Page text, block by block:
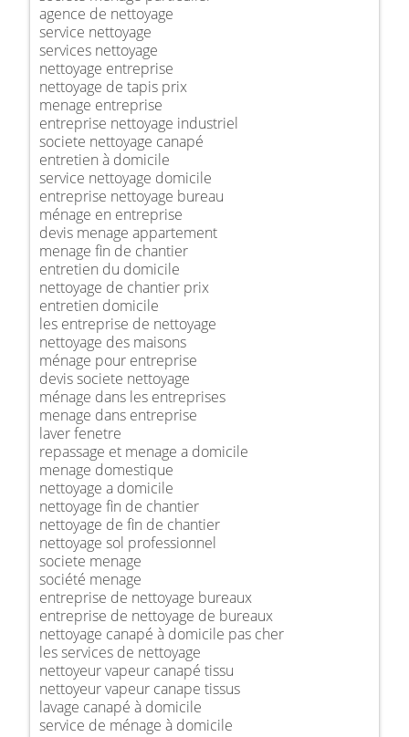
agence de nettoyage
service nettoyage
services nettoyage
nettoyage entreprise
nettoyage de tapis prix
menage entreprise
entreprise nettoyage industriel
societe nettoyage canapé
entretien à domicile
service nettoyage domicile
entreprise nettoyage bureau
ménage en entreprise
devis menage appartement
menage fin de chantier
entretien du domicile
nettoyage de chantier prix
entretien domicile
les entreprise de nettoyage
nettoyage des maisons
ménage pour entreprise
devis societe nettoyage
ménage dans les entreprises
menage dans entreprise
laver fenetre
repassage et menage a domicile
menage domestique
nettoyage a domicile
nettoyage fin de chantier
nettoyage de fin de chantier
nettoyage sol professionnel
societe menage
société menage
entreprise de nettoyage bureaux
entreprise de nettoyage de bureaux
nettoyage canapé à domicile pas cher
les services de nettoyage
nettoyeur vapeur canapé tissu
nettoyeur vapeur canape tissus
lavage canapé à domicile
service de ménage à domicile